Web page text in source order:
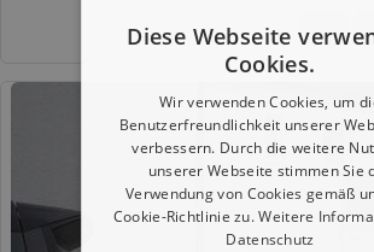
★
Diese Webseite
Cookies.
Wir verwenden Cookies, um
Benutzerfreundlichkeit unserer
verbessern. Durch die weitere
unserer Webseite stimmen Sie
Verwendung von Cookies gemäß
Cookie-Richtlinie zu.Weitere
Datenschutz